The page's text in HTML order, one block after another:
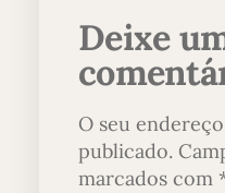
Deixe
O seu
publicado.
marcados com